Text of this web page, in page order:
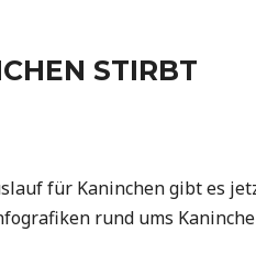
STIRBT
für Kaninchen gibt es
rund ums